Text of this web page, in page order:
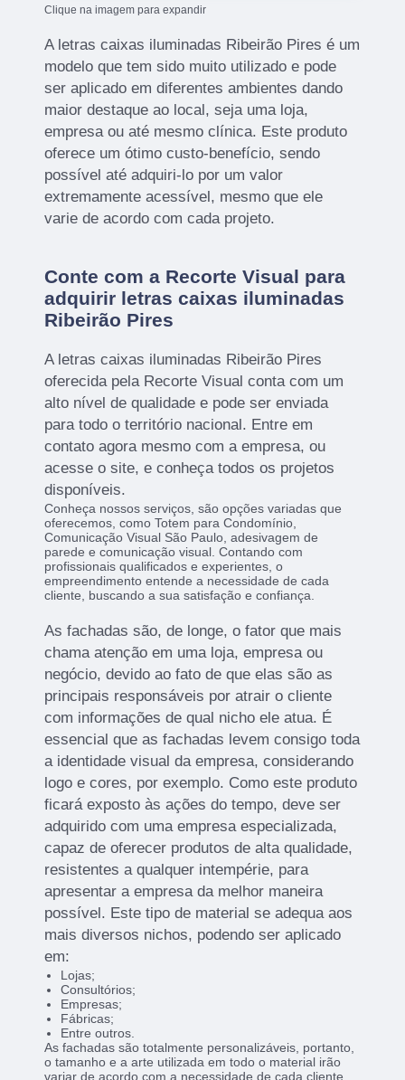
Clique na imagem para expandir
A letras caixas iluminadas Ribeirão Pires é um
modelo que tem sido muito utilizado e pode
ser aplicado em diferentes ambientes dando
maior destaque ao local, seja uma loja,
empresa ou até mesmo clínica. Este produto
oferece um ótimo custo-benefício, sendo
possível até adquiri-lo por um valor
extremamente acessível, mesmo que ele
varie de acordo com cada projeto.
Conte com a Recorte Visual para
adquirir letras caixas iluminadas
Ribeirão Pires
A letras caixas iluminadas Ribeirão Pires
oferecida pela Recorte Visual conta com um
alto nível de qualidade e pode ser enviada
para todo o território nacional. Entre em
contato agora mesmo com a empresa, ou
acesse o site, e conheça todos os projetos
disponíveis.
Conheça nossos serviços, são opções variadas que
oferecemos, como Totem para Condomínio,
Comunicação Visual São Paulo, adesivagem de
parede e comunicação visual. Contando com
profissionais qualificados e experientes, o
empreendimento entende a necessidade de cada
cliente, buscando a sua satisfação e confiança.
As fachadas são, de longe, o fator que mais
chama atenção em uma loja, empresa ou
negócio, devido ao fato de que elas são as
principais responsáveis por atrair o cliente
com informações de qual nicho ele atua. É
essencial que as fachadas levem consigo toda
a identidade visual da empresa, considerando
logo e cores, por exemplo. Como este produto
ficará exposto às ações do tempo, deve ser
adquirido com uma empresa especializada,
capaz de oferecer produtos de alta qualidade,
resistentes a qualquer intempérie, para
apresentar a empresa da melhor maneira
possível. Este tipo de material se adequa aos
mais diversos nichos, podendo ser aplicado
em:
Lojas;
Consultórios;
Empresas;
Fábricas;
Entre outros.
As fachadas são totalmente personalizáveis, portanto,
o tamanho e a arte utilizada em todo o material irão
variar de acordo com a necessidade de cada cliente.